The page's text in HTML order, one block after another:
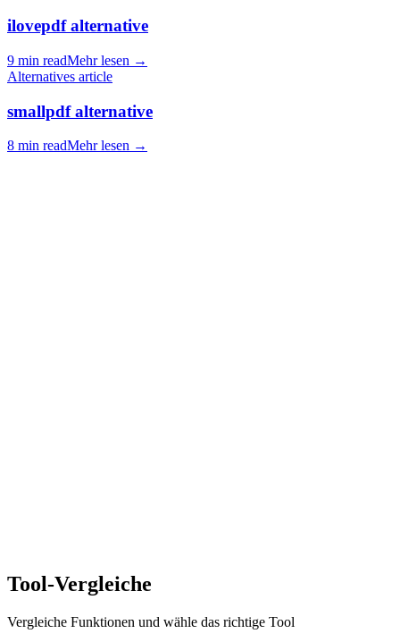
ilovepdf alternative
9 min readMehr lesen →
Alternatives article
smallpdf alternative
8 min readMehr lesen →
Tool-Vergleiche
Vergleiche Funktionen und wähle das richtige Tool